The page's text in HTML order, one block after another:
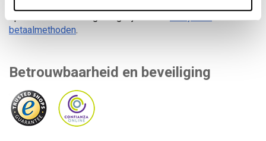
betaalmethoden.
Betrouwbaarheid en beveiliging